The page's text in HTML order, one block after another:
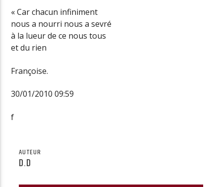
« Car chacun infiniment
nous a nourri nous a sevré
à la lueur de ce nous tous
et du rien
Françoise.
30/01/2010 09:59
f
AUTEUR
D.D